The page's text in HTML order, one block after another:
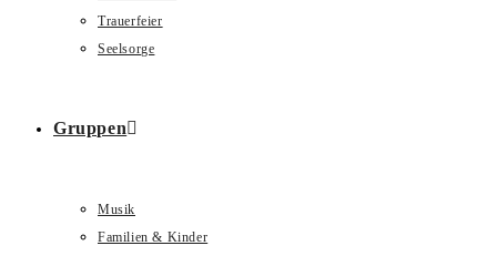
Trauerfeier
Seelsorge
Gruppen
Musik
Familien & Kinder